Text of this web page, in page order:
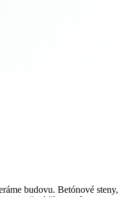
budovu. Betónové steny,